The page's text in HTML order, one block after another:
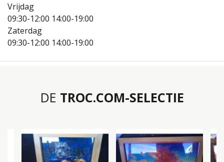
Vrijdag
09:30-12:00 14:00-19:00
Zaterdag
09:30-12:00 14:00-19:00
DE TROC.COM-SELECTIE